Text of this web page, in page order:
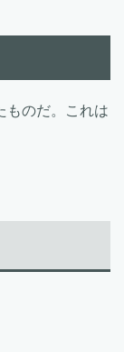
ものだ。これは